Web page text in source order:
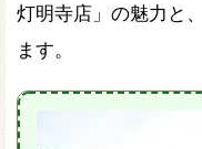
灯明寺店」の魅力と
ます。